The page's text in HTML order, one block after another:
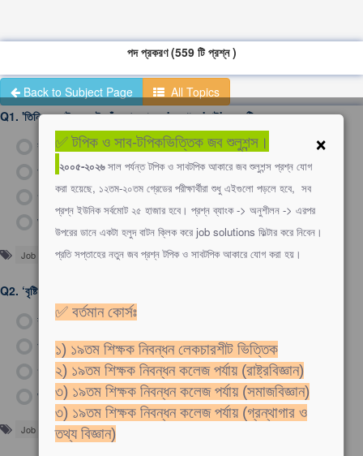
পদ প্রকরণ (559 টি প্রশ্ন )
Back to Subject Page
All Topics
Q1. 'তিনি সৎ তাই সকলেই তাঁকে শ্রদ্ধা করে' -এখানে 'তাই' অব্যয়টি -
ক)
সংযোজক অব্যয়
খ)
বিয়োজক অব্যয়
গ)
সমুচ্চ্যী অব্যয়
ঘ)
সংকোচক অব্যয়
Job Solutions
Q2. ‘বৃষ্টি পড়ে টাপুর টুপুর'- এখানে 'টাপুর টুপুর' কোন ধরনের শব্দ?
ক)
ছড়ার শব্দ
খ)
ধ্বন্যাত্মক শব্দ
গ)
শব্দের দ্বিরুক্তি
ঘ)
পদের দ্বিরুক্তি
Job Solutions
×
✅ টপিক ও সাব-টপিকভিত্তিক জব শুলুশন্স।
২০০৫-২০২৬সাল পর্যন্ত টপিক ও সাবটপিক আকারে জব শুলুশন্স প্রশ্ন যোগ
করা হয়েছে, ১২তম-২০তম গ্রেডের পরীক্ষার্থীরা শুধু এইগুলো পড়লে হবে, সব
প্রশ্ন ইউনিক সর্বমোট ২৫ হাজার হবে। প্রশ্ন ব্যাংক -> অনুশীলন -> এরপর
উপরের ডানে একটা হলুদ বাটন ক্লিক করে job solutions ফিল্টার করে নিবেন।
প্রতি সপ্তাহের নতুন জব প্রশ্ন টপিক ও সাবটপিক আকারে যোগ করা হয়।
✅ বর্তমান কোর্সঃ
১) ১৯তম শিক্ষক নিবন্ধন লেকচারশীট ভিত্তিক
২) ১৯তম শিক্ষক নিবন্ধন কলেজ পর্যায় (রাষ্ট্রবিজ্ঞান)
৩) ১৯তম শিক্ষক নিবন্ধন কলেজ পর্যায় (সমাজবিজ্ঞান)
৩) ১৯তম শিক্ষক নিবন্ধন কলেজ পর্যায় (গ্রন্থাগার ও
তথ্য বিজ্ঞান)